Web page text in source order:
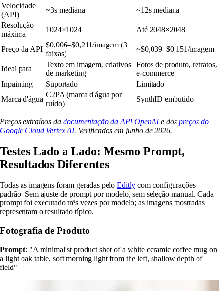
Velocidade
(API)
~3s mediana
~12s mediana
Resolução
máxima
1024×1024 Até 2048×2048
Preço da API
$0,006–$0,211/imagem (3
faixas)
~$0,039–$0,151/imagem
Ideal para
Texto em imagem, criativos
de marketing
Fotos de produto, retratos,
e-commerce
Inpainting
Suportado
Limitado
Marca d'água
C2PA (marca d'água por
ruído)
SynthID embutido
Preços extraídos da documentação da API OpenAIe dos preços do
Google Cloud Vertex AI. Verificados em junho de 2026.
Testes Lado a Lado: Mesmo Prompt,
Resultados Diferentes
Todas as imagens foram geradas pelo Editly com configurações
padrão. Sem ajuste de prompt por modelo, sem seleção manual. Cada
prompt foi executado três vezes por modelo; as imagens mostradas
representam o resultado típico.
Fotografia de Produto
Prompt: "A minimalist product shot of a white ceramic coffee mug on
a light oak table, soft morning light from the left, shallow depth of
field"